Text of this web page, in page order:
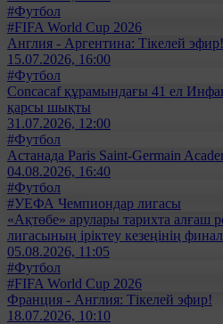
#Футбол
#FIFA World Cup 2026
Англия - Аргентина: Тікелей эфир!
15.07.2026, 16:00
#Футбол
Concacaf құрамындағы 41 ел
қарсы шықты
31.07.2026, 12:00
#Футбол
Астанада Paris Saint-Germain
04.08.2026, 16:40
#Футбол
#УЕФА Чемпиондар лигасы
«Ақтөбе» арулары тарихта
лигасының іріктеу кезеңінің
05.08.2026, 11:05
#Футбол
#FIFA World Cup 2026
Франция - Англия: Тікелей эфир!
18.07.2026, 10:10